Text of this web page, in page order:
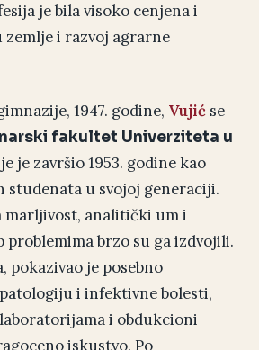
je bila visoko cenjena i
zemlje i razvoj agrarne
1947. godine, Vujić se
fakultet Univerziteta u
je završio 1953. godine kao
studenata u svojoj generaciji.
marljivost, analitički um i
brzo su ga izdvojili.
pokazivao je posebno
i infektivne bolesti,
i obdukcioni
iskustvo. Po